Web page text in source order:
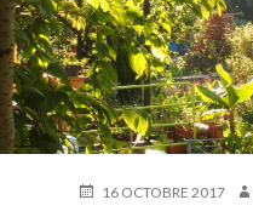
PUBLIÉ16 OCTOBRE 2017